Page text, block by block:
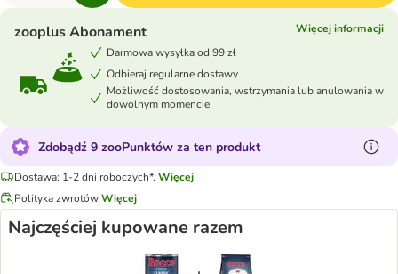
zooplus Abonament
Więcej informacji
Darmowa wysyłka od 99 zł
Odbieraj regularne dostawy
Możliwość dostosowania, wstrzymania lub anulowania w
dowolnym momencie
Zdobądź 9 zooPunktów za ten produkt
Dostawa: 1-2 dni roboczych*. Więcej
Polityka zwrotówWięcej
Najczęściej kupowane razem